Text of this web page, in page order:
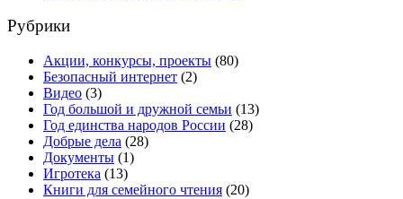
Рубрики
Акции, конкурсы, проекты (80)
Безопасный интернет (2)
Видео (3)
Год большой и дружной семьи (13)
Год единства народов России (28)
Добрые дела (28)
Документы (1)
Игротека (13)
Книги для семейного чтения (20)